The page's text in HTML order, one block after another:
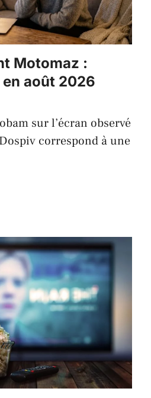
Motomaz :
août 2026
sur l’écran observé
correspond à une